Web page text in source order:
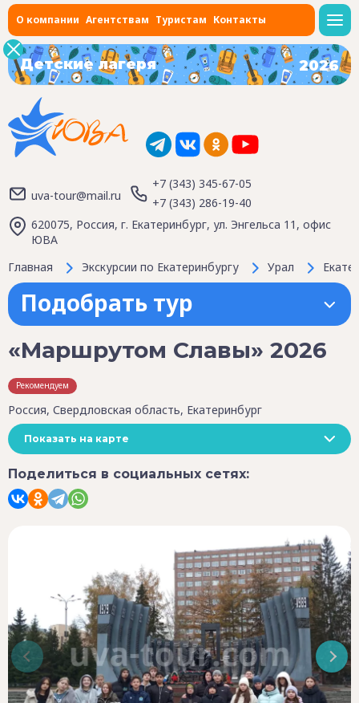
О компании Агентствам Туристам Контакты
Детские лагеря 2026
uva-tour@mail.ru
+7 (343) 345-67-05
+7 (343) 286-19-40
620075, Россия, г. Екатеринбург, ул. Энгельса 11, офис
ЮВА
Главная
Экскурсии по Екатеринбургу Урал
Подобрать тур
«Маршрутом Славы» 2026
Россия, Свердловская область, Екатеринбург
Показать на карте
Рекомендуем
Поделиться в социальных сетях: